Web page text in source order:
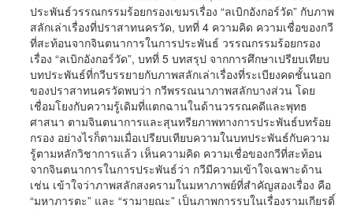
ประพันธ์วรรณกรรมร้อยกรองเขมรเรื่อง “ลเบิกอังกอร์วัด” กับภาพ
สลักเล่าเรื่องที่ปราสาทนครวัด, บทที่ 4 ความคิด ความเชื่อของกวี
ที่สะท้อนจากจินตนาการในการประพันธ์ วรรณกรรมร้อยกรอง
เรื่อง “ลเบิกอังกอร์วัด”, บทที่ 5 บทสรุป จากการศึกษาเปรียบเทียบ
บทประพันธ์ที่กวีบรรยายกับภาพสลักเล่าเรื่องที่ระเบียงคดชั้นนอก
ของปราสาทนครวัดพบว่า กวีพรรณนาภาพสลักบางส่วน โดย
เชื่อมโยงกับความรู้เดิมที่แตกฉานในด้านวรรณคดีและพุทธ
ศาสนา ตามจินตนาการและสุนทรียภาพทางการประพันธ์บทร้อย
กรอง อย่างไรก็ตามเมื่อเปรียบเทียบความในบทประพันธ์กับความ
รู้ตามหลักวิชาการแล้ว เห็นความคิด ความเชื่อของกวีที่สะท้อน
จากจินตนาการในการประพันธ์ว่า กวีมีความเข้าใจเฉพาะด้าน
เช่น เข้าใจว่าภาพสลักสงครามในมหาภาพย์ที่สำคัญสองเรื่อง คือ
“มหาภารตะ” และ “รามายณะ” เป็นภาพการรบในเรื่องรามเกียรติ์